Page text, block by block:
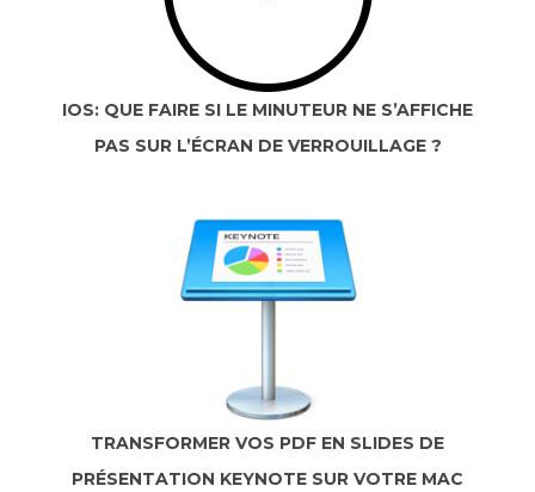
IOS: QUE FAIRE SI LE MINUTEUR NE S’AFFICHE
PAS SUR L’ÉCRAN DE VERROUILLAGE ?
TRANSFORMER VOS PDF EN SLIDES DE
PRÉSENTATION KEYNOTE SUR VOTRE MAC